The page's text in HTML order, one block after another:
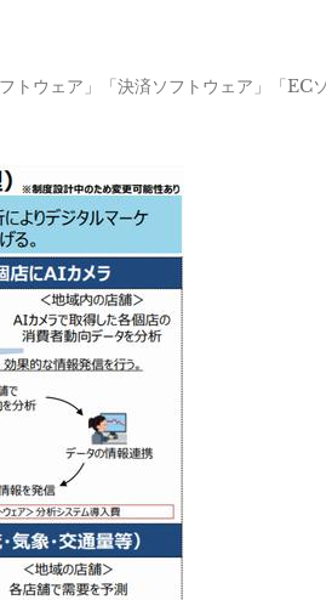
ウェア」「決済ソフトウェア」「ECソ